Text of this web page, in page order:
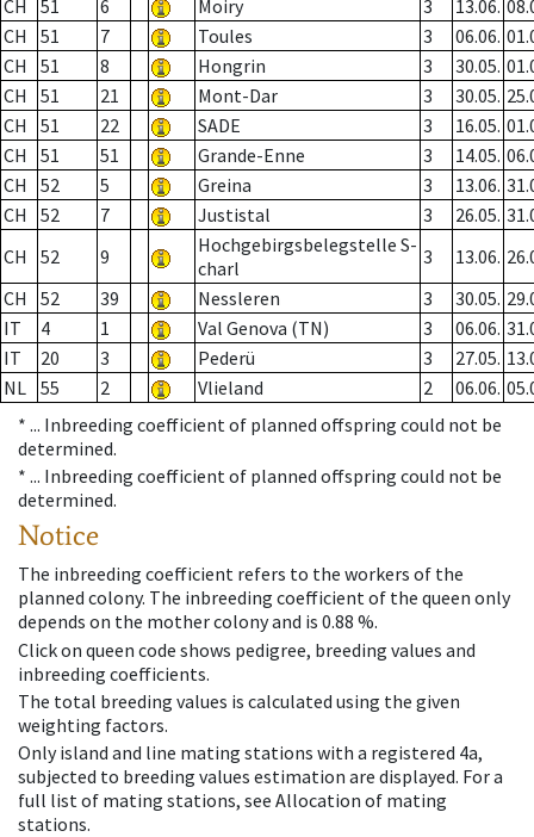
CH 51 6 Moiry 3 13.06.
CH
51 7 Toules 3 06.06.
CH
51 8 Hongrin 3 30.05.
CH
51 21 Mont-Dar 3 30.05.
CH
51 22 SADE 3 16.05.
CH
51 51 Grande-Enne 3 14.05.
CH
52 5 Greina 3 13.06.
CH
52 7 Justistal 3 26.05.
CH
52 9
Hochgebirgsbelegstelle S-
charl
3 13.06.
CH
52 39 Nessleren 3 30.05.
IT
4 1 Val Genova (TN) 3 06.06.
IT
20 3 Pederü 3 27.05.
NL 55 2 Vlieland 2 06.06.
* ... Inbreeding coefficient of planned offspring could not be
determined.
* ... Inbreeding coefficient of planned offspring could not be
determined.
Notice
The inbreeding coefficient refers to the workers of the
planned colony. The inbreeding coefficient of the queen only
depends on the mother colony and is 0.88 %.
Click on queen code shows pedigree, breeding values and
inbreeding coefficients.
The total breeding values is calculated using the given
weighting factors.
Only island and line mating stations with a registered 4a,
subjected to breeding values estimation are displayed. For a
full list of mating stations, see Allocation of mating
stations.